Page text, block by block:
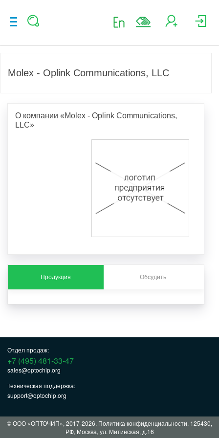
Molex - Oplink Communications, LLC
О компании «Molex - Oplink Communications,
LLC»
Продукция Обсудить
Отдел продаж:
+7 (495) 481-33-47
sales@optochip.org
Техническая поддержка:
support@optochip.org
© ООО «ОПТОЧИП», 2017-2026. Политика конфиденциальности. 125430,
РФ, Москва, ул. Митинская, д.16